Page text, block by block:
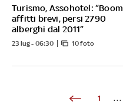
Turismo, Assohotel: “Boom
affitti brevi, persi 2790
alberghi dal 2011”
23 lug - 06:30 10 foto
1 ...